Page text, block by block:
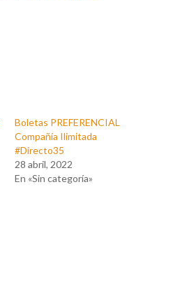
Boletas PREFERENCIAL
Compañía Ilimitada
#Directo35
28 abril, 2022
En «Sin categoría»